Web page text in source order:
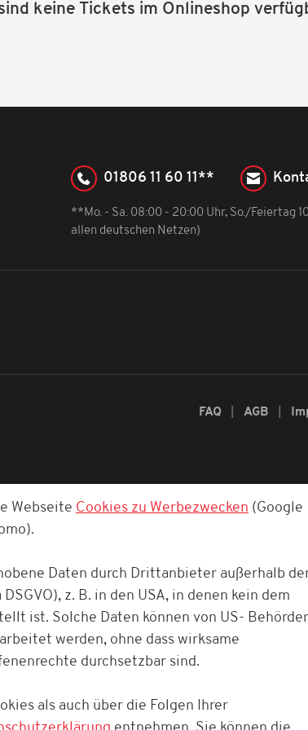
keine Tickets im Onlineshop
01806 11 60 11**
**Mo. - Sa. 08:00 - 20:00 Uhr, So./Feiertag
allen deutschen Netzen)
FAQ AGB
Webseite Cookies zu Werbezwecken (Google
Daten durch Drittanbieter außerhalb
z. B. in den USA, in denen kein dem
ist. Solche Daten können von US-
werden, ohne dass wirksame
durchsetzbar sind.
als auch über die Folgen Ihrer